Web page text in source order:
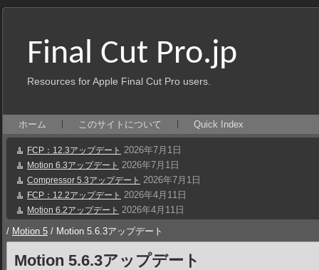
Final Cut Pro.jp
Resources for Apple Final Cut Pro users.
ホーム このサイトについて Quick Index
FCP：12.3アップデート 2026年7月1日
Motion 6.3アップデート 2026年7月1日
Compressor 5.3アップデート 2026年7月1日
FCP：12.2アップデート 2026年4月11日
Motion 6.2アップデート 2026年4月11日
/ Motion 5 / Motion 5.6.3アップデート
Motion 5.6.3アップデート